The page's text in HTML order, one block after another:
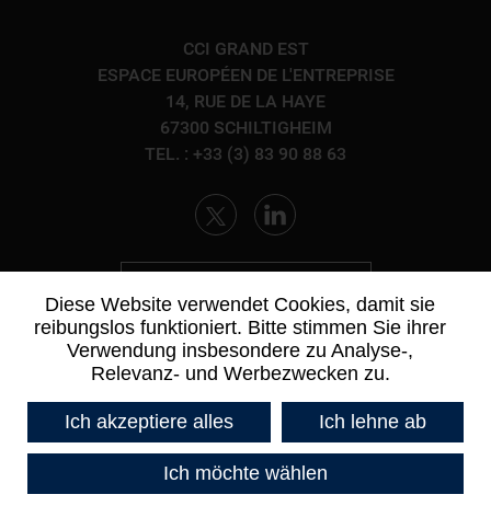
CCI GRAND EST
ESPACE EUROPÉEN DE L'ENTREPRISE
14, RUE DE LA HAYE
67300 SCHILTIGHEIM
TEL. : +33 (3) 83 90 88 63
Diese Website verwendet Cookies, damit sie
reibungslos funktioniert. Bitte stimmen Sie ihrer
Verwendung insbesondere zu Analyse-,
Relevanz- und Werbezwecken zu.
Ich akzeptiere alles Ich lehne ab
Ich möchte wählen